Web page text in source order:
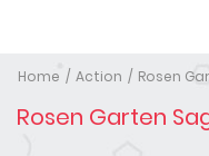
Home Action Rosen
Rosen Garten